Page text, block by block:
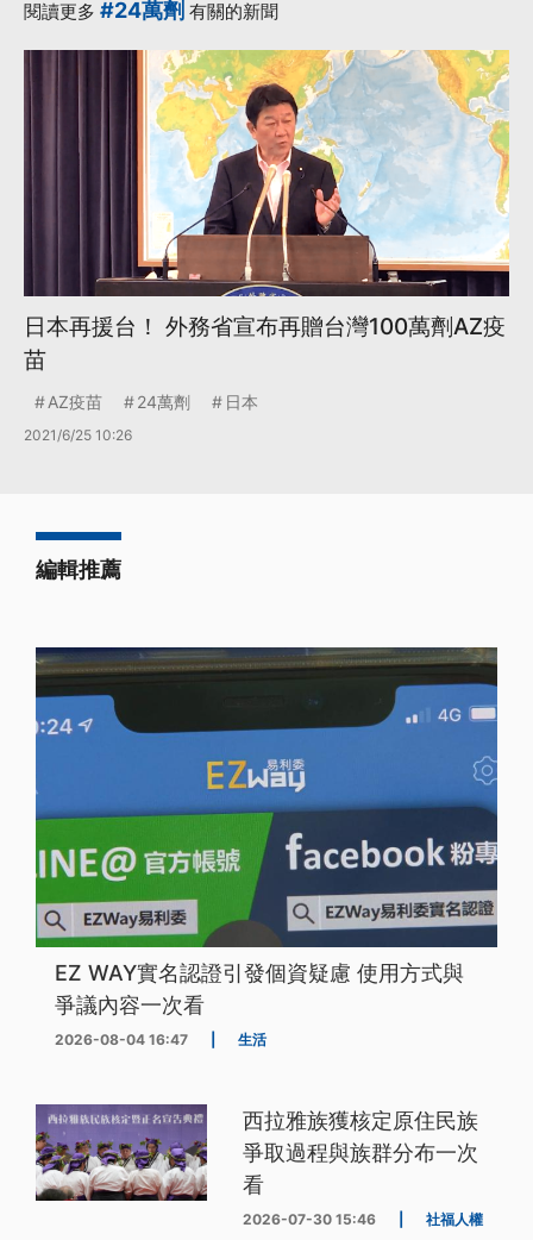
閱讀更多 #24萬劑 有關的新聞
日本再援台！ 外務省宣布再贈台灣100萬劑AZ疫
苗
AZ疫苗 24萬劑 日本
2021/6/25 10:26
編輯推薦
EZ WAY實名認證引發個資疑慮 使用方式與
爭議內容一次看
2026-08-04 16:47 生活
西拉雅族獲核定原住民族
爭取過程與族群分布一次
看
2026-07-30 15:46 社福人權